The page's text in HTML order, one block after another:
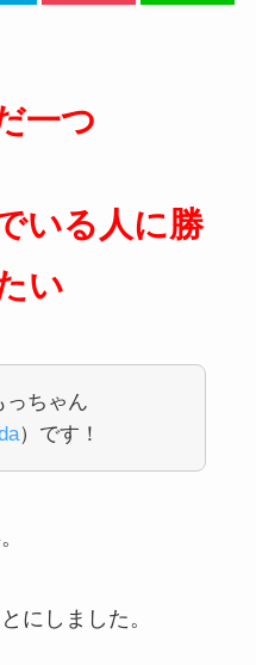
一つ
いる人に勝
い
っちゃん
）です！
にしました。